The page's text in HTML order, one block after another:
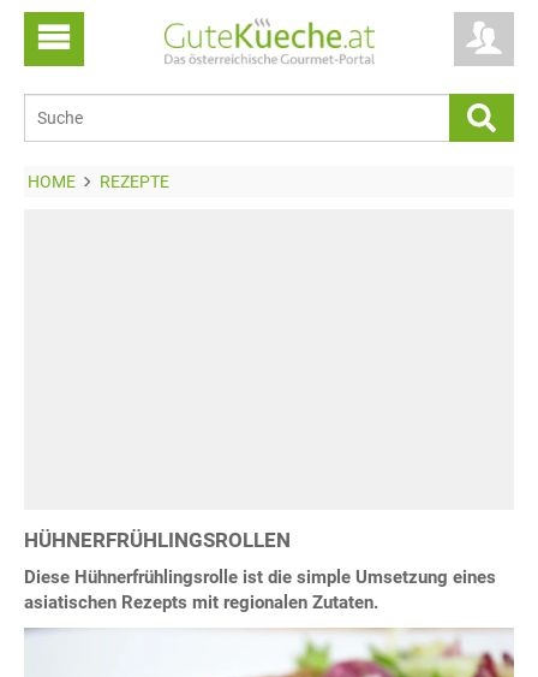
HOME REZEPTE
HÜHNERFRÜHLINGSROLLEN
Diese Hühnerfrühlingsrolle ist die simple Umsetzung eines
asiatischen Rezepts mit regionalen Zutaten.